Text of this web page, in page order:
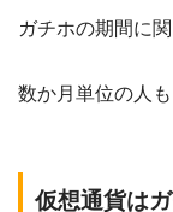
ガチホの期間に
数か月単位の人
仮想通貨は